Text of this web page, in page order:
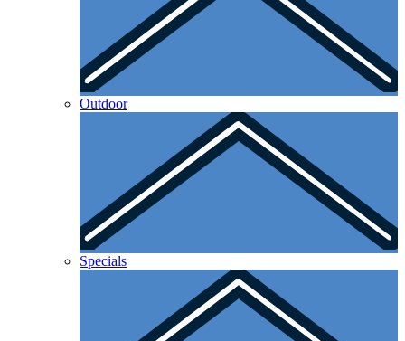
Outdoor
Specials